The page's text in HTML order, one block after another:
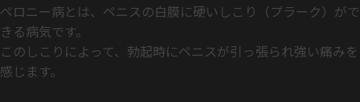
ペロニー病とは、ペニスの白膜に硬いしこり（プラーク）がで
きる病気です。
このしこりによって、勃起時にペニスが引っ張られ強い痛みを
感じます。